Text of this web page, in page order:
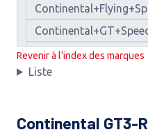
Revenir à l'index des marques
Liste
Continental GT3-R